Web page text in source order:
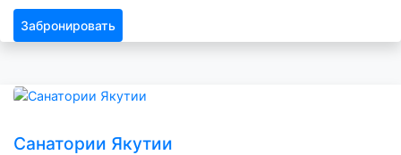
Забронировать
Санатории Якутии